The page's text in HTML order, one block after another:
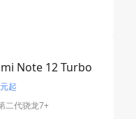
Note 12 Turbo
起
二代骁龙7+